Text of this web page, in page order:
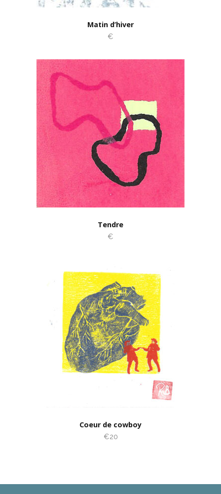
Matin d’hiver
€
Tendre
€
Coeur de cowboy
€20